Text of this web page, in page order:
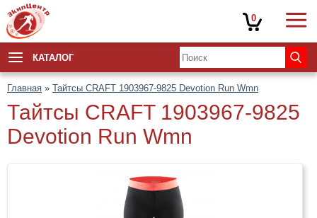
КАТАЛОГ
Главная » Тайтсы CRAFT 1903967-9825 Devotion Run Wmn
Тайтсы CRAFT 1903967-9825
Devotion Run Wmn
0